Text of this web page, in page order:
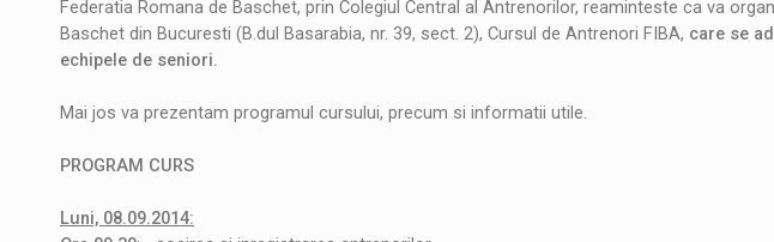
Federatia Romana de Baschet, prin Colegiul Central al Antrenorilor, reaminteste ca va
Baschet din Bucuresti (B.dul Basarabia, nr. 39, sect. 2), Cursul de Antrenori FIBA, care se
echipele de seniori.
Mai jos va prezentam programul cursului, precum si informatii utile.
PROGRAM CURS
Luni, 08.09.2014: